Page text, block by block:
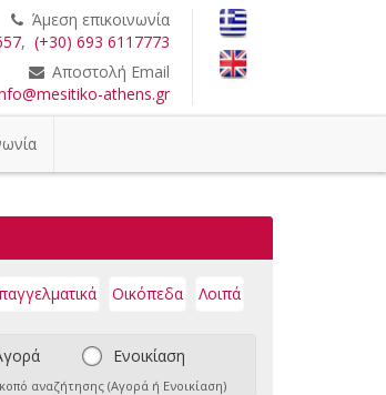
Άμεση επικοινωνία
, (+30) 693 6117773
Αποστολή Email
athens.gr
Οικόπεδα Λοιπά
Ενοικίαση
αναζήτησης (Αγορά ή Ενοικίαση)